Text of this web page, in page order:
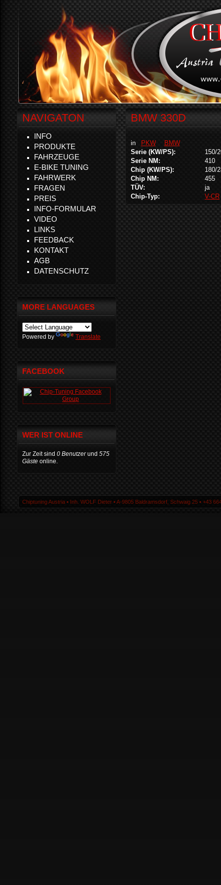
BMW 330D
in PKW
BMW
Serie (KW/PS):
150/
Serie NM:
410
Chip (KW/PS):
180/
Chip NM:
455
TÜV:
ja
Chip-Typ:
V-CR
NAVIGATON
INFO
PRODUKTE
FAHRZEUGE
E-BIKE TUNING
FAHRWERK
FRAGEN
PREIS
INFO-FORMULAR
VIDEO
LINKS
FEEDBACK
KONTAKT
AGB
DATENSCHUTZ
MORE LANGUAGES
Powered by Translate
FACEBOOK
WER IST ONLINE
Zur Zeit sind 0 Benutzerund 575
Gäste online.
Chiptuning Austria ▪ Inh. WOLF Dieter ▪ A-9805 Baldramsdorf, Schwaig 25 ▪ +43